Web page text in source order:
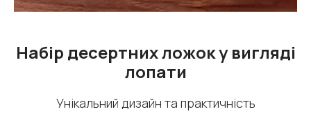
Набір десертних ложок у вигляді
лопати
Унікальний дизайн та практичність